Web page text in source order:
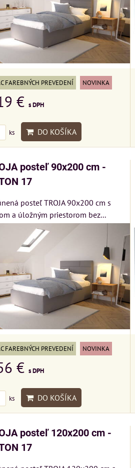
FAREBNÝCH PREVEDENÍ NOVINKA
€ s DPH
ks DO KOŠÍKA
posteľ 90x200 cm -
17
posteľ TROJA 90x200 cm s
a úložným priestorom bez...
FAREBNÝCH PREVEDENÍ NOVINKA
€ s DPH
ks DO KOŠÍKA
posteľ 120x200 cm -
17